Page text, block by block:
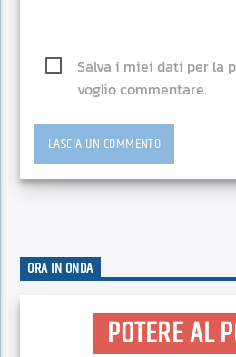
Salva i miei dati per la
voglio commentare.
ORA IN ONDA
POTERE AL